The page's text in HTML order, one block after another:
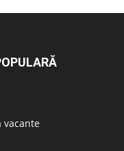
vacante